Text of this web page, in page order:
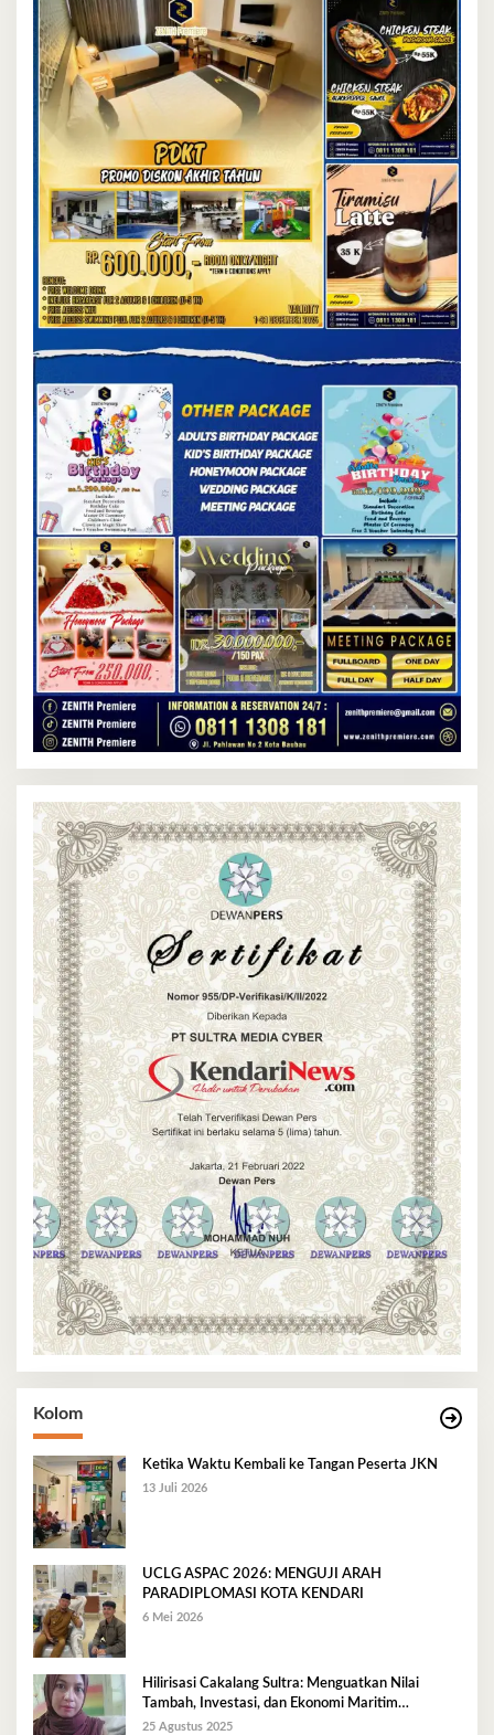
Kolom
Ketika Waktu Kembali ke Tangan Peserta JKN
13 Juli 2026
UCLG ASPAC 2026: MENGUJI ARAH
PARADIPLOMASI KOTA KENDARI
6 Mei 2026
Hilirisasi Cakalang Sultra: Menguatkan Nilai
Tambah, Investasi, dan Ekonomi Maritim
Berkelanjutan
25 Agustus 2025